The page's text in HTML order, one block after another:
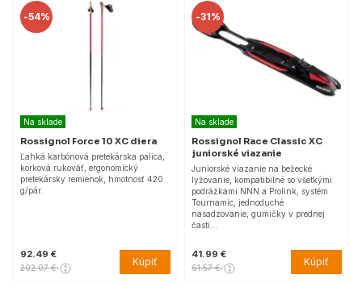
-54%
Na sklade
Rossignol Force 10 XC diera
Ľahká karbónová pretekárska palica,
korková rukoväť, ergonomický
pretekársky remienok, hmotnosť 420
g/pár.
92.49 €
202.07 € Kúpiť
-31%
Na sklade
Rossignol Race Classic XC
juniorské viazanie
Juniorské viazanie na bežecké
lyžovanie, kompatibilné so všetkými
podrážkami NNN a Prolink, systém
Tournamic, jednoduché
nasadzovanie, gumičky v prednej
časti…
41.99 €
61.57 € Kúpiť